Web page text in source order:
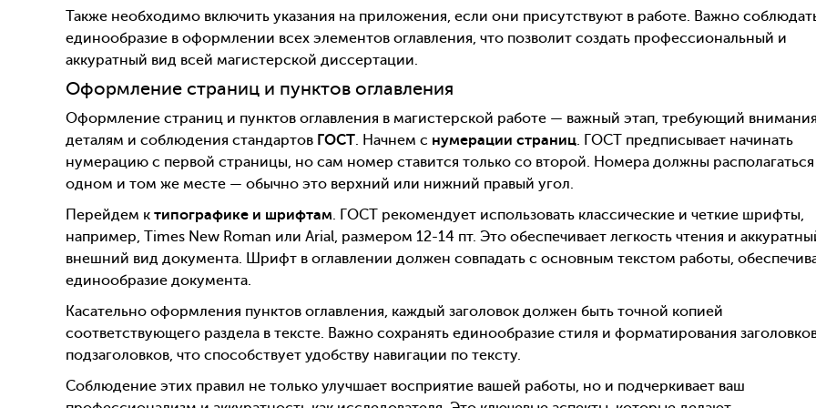
Также необходимо включить указания на приложения, если они присутствуют в работе. Важно
единообразие в оформлении всех элементов оглавления, что позволит создать профессиональный и
аккуратный вид всей магистерской диссертации.
Оформление страниц и пунктов оглавления
Оформление страниц и пунктов оглавления в магистерской работе — важный этап, требующий
деталям и соблюдения стандартов ГОСТ. Начнем с нумерации страниц. ГОСТ предписывает начинать
нумерацию с первой страницы, но сам номер ставится только со второй. Номера должны располагаться
одном и том же месте — обычно это верхний или нижний правый угол.
Перейдем к типографике и шрифтам. ГОСТ рекомендует использовать классические и четкие шрифты,
например, Times New Roman или Arial, размером 12-14 пт. Это обеспечивает легкость чтения и
внешний вид документа. Шрифт в оглавлении должен совпадать с основным текстом работы,
единообразие документа.
Касательно оформления пунктов оглавления, каждый заголовок должен быть точной копией
соответствующего раздела в тексте. Важно сохранять единообразие стиля и форматирования
подзаголовков, что способствует удобству навигации по тексту.
Соблюдение этих правил не только улучшает восприятие вашей работы, но и подчеркивает ваш